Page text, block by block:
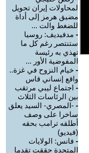
لمحاولات إيران تحويل
مضيق هرمز إلى أداة
للضغط والت ...
- مدفيديف: روسيا
ستنتصر رغم كل ما
تهذي به رئيسة
المفوضية الأور ...
- خيام النزوح في غزة..
واقع إنساني قاس
- اجتماع ليبي مرتقب
بين الرئاسات الثلاث
- -المصري- السيد يعلق
ساخرا على وصف
أطلقه ترامب بحقه
(فيديو)
- فانس: الولايات
المتحدة حققت تقدما